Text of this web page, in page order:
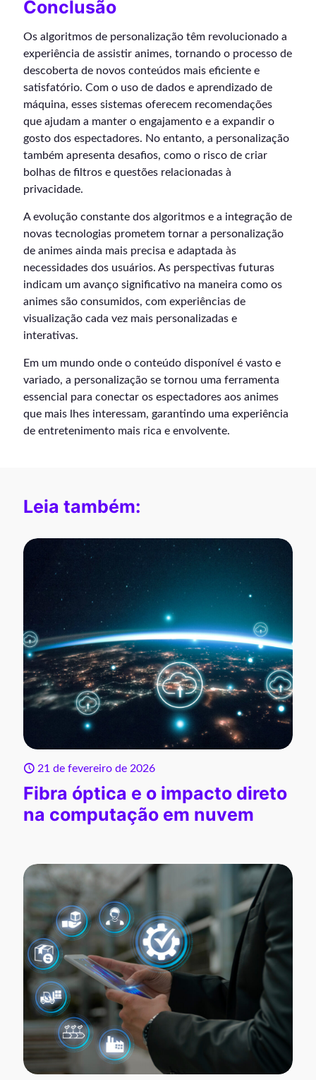
Conclusão
Os algoritmos de personalização têm revolucionado a
experiência de assistir animes, tornando o processo de
descoberta de novos conteúdos mais eficiente e
satisfatório. Com o uso de dados e aprendizado de
máquina, esses sistemas oferecem recomendações
que ajudam a manter o engajamento e a expandir o
gosto dos espectadores. No entanto, a personalização
também apresenta desafios, como o risco de criar
bolhas de filtros e questões relacionadas à
privacidade.
A evolução constante dos algoritmos e a integração de
novas tecnologias prometem tornar a personalização
de animes ainda mais precisa e adaptada às
necessidades dos usuários. As perspectivas futuras
indicam um avanço significativo na maneira como os
animes são consumidos, com experiências de
visualização cada vez mais personalizadas e
interativas.
Em um mundo onde o conteúdo disponível é vasto e
variado, a personalização se tornou uma ferramenta
essencial para conectar os espectadores aos animes
que mais lhes interessam, garantindo uma experiência
de entretenimento mais rica e envolvente.
Leia também:
21 de fevereiro de 2026
Fibra óptica e o impacto direto
na computação em nuvem